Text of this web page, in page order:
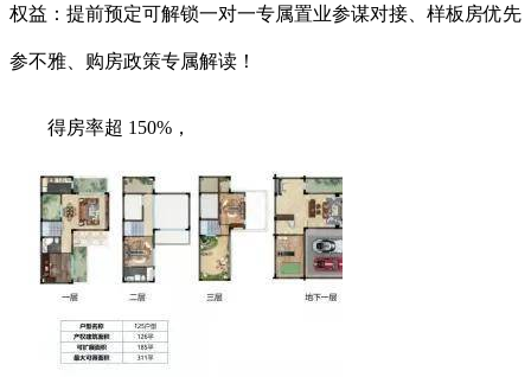
权益：提前预定可解锁一对一专属置业参谋对接、样板房优先
参不雅、购房政策专属解读！
得房率超 150%，